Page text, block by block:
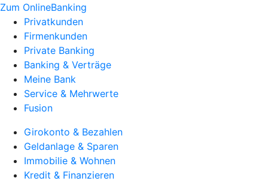
Zum OnlineBanking
Privatkunden
Firmenkunden
Private Banking
Banking & Verträge
Meine Bank
Service & Mehrwerte
Fusion
Girokonto & Bezahlen
Geldanlage & Sparen
Immobilie & Wohnen
Kredit & Finanzieren